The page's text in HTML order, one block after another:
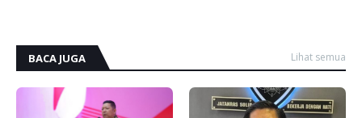
BACA JUGA Lihat semua